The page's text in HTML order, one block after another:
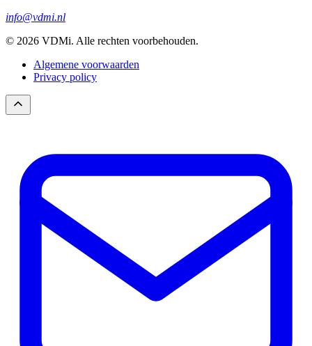
info@vdmi.nl
© 2026 VDMi. Alle rechten voorbehouden.
Algemene voorwaarden
Privacy policy